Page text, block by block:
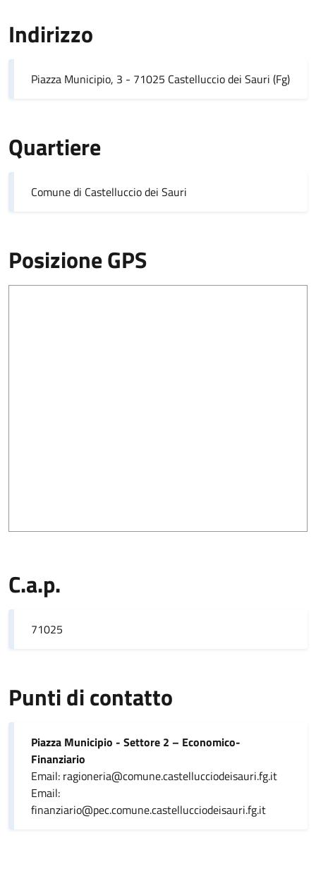
Indirizzo
Piazza Municipio, 3 - 71025 Castelluccio dei Sauri (Fg)
Quartiere
Comune di Castelluccio dei Sauri
Posizione GPS
C.a.p.
71025
Punti di contatto
Piazza Municipio - Settore 2 – Economico-
Finanziario
Email: ragioneria@comune.castellucciodeisauri.fg.it
Email:
finanziario@pec.comune.castellucciodeisauri.fg.it